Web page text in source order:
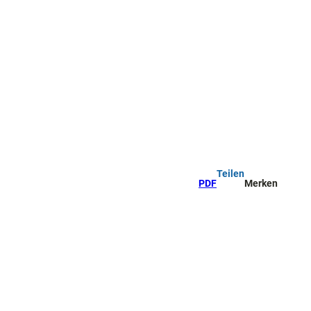
PDF
Teilen
Merken